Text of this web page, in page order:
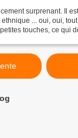
surprenant. Il
... oui, oui,
touches, ce qui